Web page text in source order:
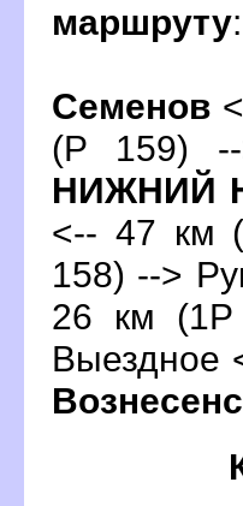
маршруту:
Семено
(Р 159)
НИЖНИЙ
<-- 47 км
158) -->
26 км
ыездное